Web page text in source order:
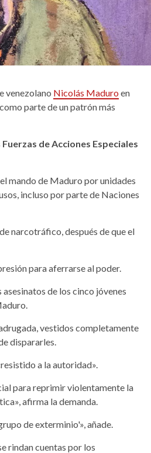
venezolano Nicolás Maduro en
parte de un patrón más
Fuerzas de Acciones Especiales
mando de Maduro por unidades
incluso por parte de Naciones
narcotráfico, después de que el
para aferrarse al poder.
de los cinco jóvenes
vestidos completamente
dispararles.
a la autoridad».
para reprimir violentamente la
afirma la demanda.
de exterminio'», añade.
rindan cuentas por los